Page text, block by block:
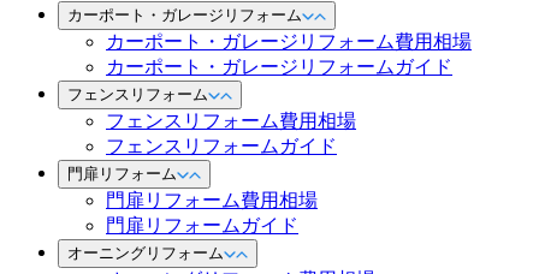
カーポート・ガレージリフォーム
カーポート・ガレージリフォーム費用相場
カーポート・ガレージリフォームガイド
フェンスリフォーム
フェンスリフォーム費用相場
フェンスリフォームガイド
門扉リフォーム
門扉リフォーム費用相場
門扉リフォームガイド
オーニングリフォーム